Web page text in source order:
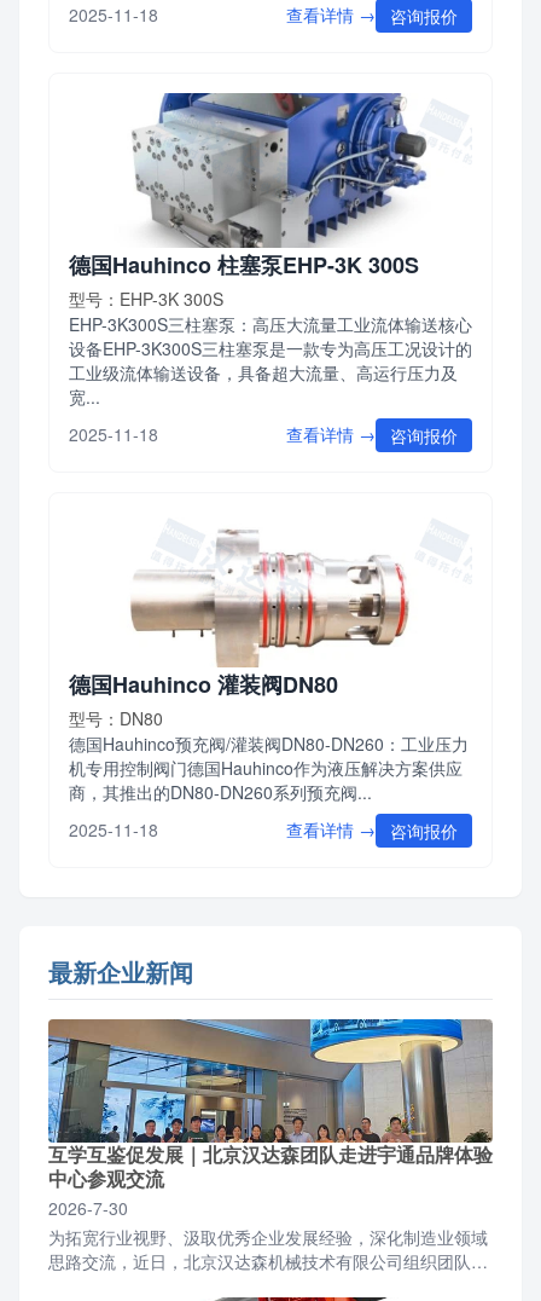
2025-11-18 查看详情 → 咨询报价
德国Hauhinco 柱塞泵EHP-3K 300S
型号：EHP-3K 300S
EHP-3K300S三柱塞泵：高压大流量工业流体输送核心
设备EHP-3K300S三柱塞泵是一款专为高压工况设计的
工业级流体输送设备，具备超大流量、高运行压力及
宽...
2025-11-18
查看详情 → 咨询报价
德国Hauhinco 灌装阀DN80
型号：DN80
德国Hauhinco预充阀/灌装阀DN80-DN260：工业压力
机专用控制阀门德国Hauhinco作为液压解决方案供应
商，其推出的DN80-DN260系列预充阀...
2025-11-18
查看详情 → 咨询报价
最新企业新闻
互学互鉴促发展｜北京汉达森团队走进宇通品牌体验
中心参观交流
2026-7-30
为拓宽行业视野、汲取优秀企业发展经验，深化制造业领域
思路交流，近日，北京汉达森机械技术有限公司组织团队前